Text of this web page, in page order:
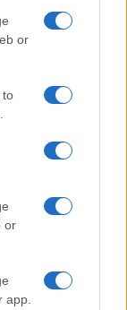
or
to
or
app.
las noticias sobre
uso del material
de terceros.